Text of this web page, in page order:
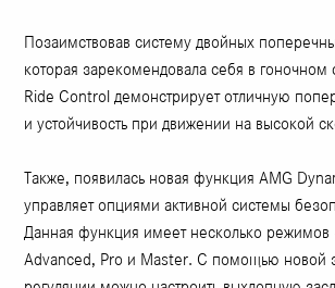
Позаимствовав систему двойных
которая зарекомендовала себя в гоночном
Ride Control демонстрирует отличную
и устойчивость при движении на высокой
Также, появилась новая функция AMG
управляет опциями активной системы
Данная функция имеет несколько режимов
Advanced, Pro и Master. С помощью новой